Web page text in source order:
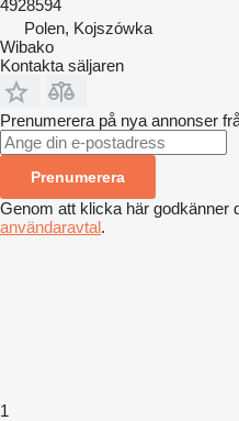
4928594
Polen, Kojszówka
Wibako
Kontakta säljaren
Prenumerera på nya annonser
Prenumerera
Genom att klicka här godkänner
användaravtal.
1